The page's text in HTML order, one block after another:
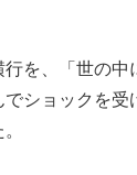
を、「世の中
ショックを